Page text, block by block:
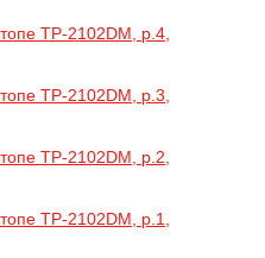
TP-2102DM, р.4,
TP-2102DM, р.3,
TP-2102DM, р.2,
TP-2102DM, р.1,